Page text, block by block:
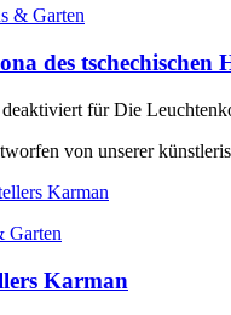
& Garten
des tschechischen
für Die
von unserer
Garten
Karman